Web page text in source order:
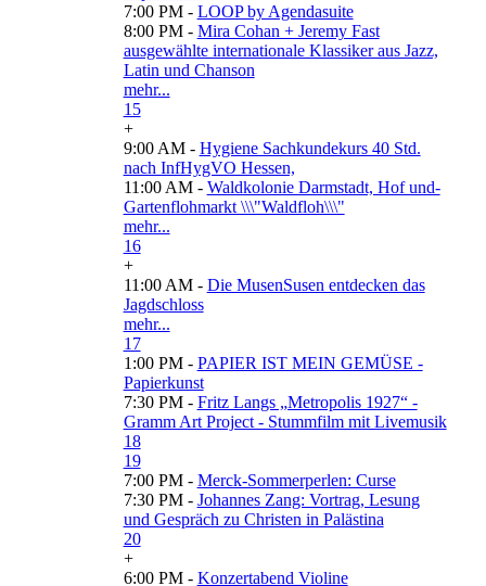
7:00 PM - LOOP by Agendasuite
8:00 PM - Mira Cohan + Jeremy Fast
ausgewählte internationale Klassiker aus Jazz,
Latin und Chanson
mehr...
15
+
9:00 AM - Hygiene Sachkundekurs 40 Std.
nach InfHygVO Hessen,
11:00 AM - Waldkolonie Darmstadt, Hof und-
Gartenflohmarkt \\\"Waldfloh\\\"
mehr...
16
+
11:00 AM - Die MusenSusen entdecken das
Jagdschloss
mehr...
17
1:00 PM - PAPIER IST MEIN GEMÜSE -
Papierkunst
7:30 PM - Fritz Langs „Metropolis 1927“ -
Gramm Art Project - Stummfilm mit Livemusik
18
19
7:00 PM - Merck-Sommerperlen: Curse
7:30 PM - Johannes Zang: Vortrag, Lesung
und Gespräch zu Christen in Palästina
20
+
6:00 PM - Konzertabend Violine